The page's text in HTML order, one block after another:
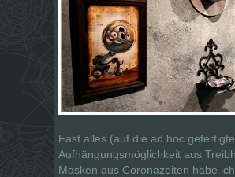
Fast alles (auf die ad hoc gefertigte
Aufhängungsmöglichkeit aus
Masken aus Coronazeiten habe